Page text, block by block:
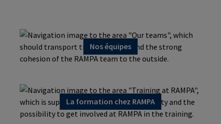
Nos équipes
La formation chez RAMPA